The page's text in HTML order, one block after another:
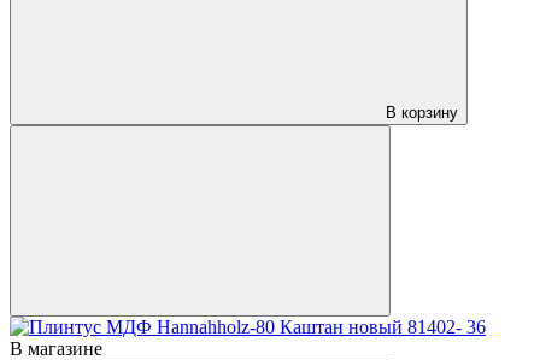
В корзину
В магазине